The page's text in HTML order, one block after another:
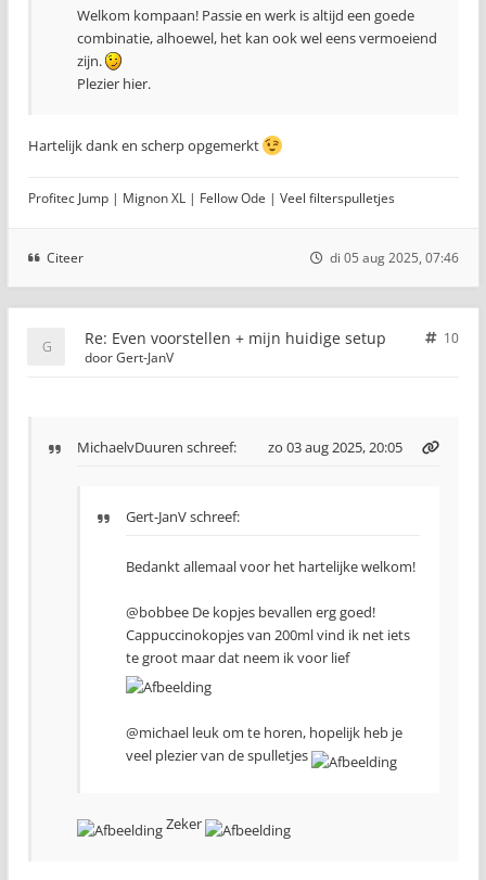
Welkom kompaan! Passie en werk is altijd een goede
combinatie, alhoewel, het kan ook wel eens vermoeiend
zijn.
Plezier hier.
Hartelijk dank en scherp opgemerkt
Profitec Jump | Mignon XL | Fellow Ode | Veel filterspulletjes
Citeer di 05 aug 2025, 07:46
Re: Even voorstellen + mijn huidige setup
10
doorGert-JanV
MichaelvDuuren schreef: zo 03 aug 2025, 20:05
Gert-JanV schreef:
Bedankt allemaal voor het hartelijke welkom!
@bobbee De kopjes bevallen erg goed!
Cappuccinokopjes van 200ml vind ik net iets
te groot maar dat neem ik voor lief
@michael leuk om te horen, hopelijk heb je
veel plezier van de spulletjes
Zeker